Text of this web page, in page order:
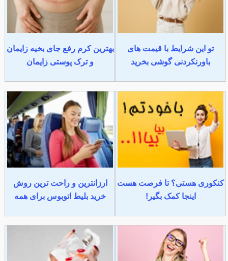
تو این شرایط با قیمت های
باورنکردنی گوشی بخرید
بهترین کرم رفع جای بخیه زایمان
و ترک پوستی زایمان
کنکوری هستی؟ تا فرصت هست
اینجا کمک بگیر!
ارزانترین و راحت ترین روش
خرید بلیط اتوبوس برای همه